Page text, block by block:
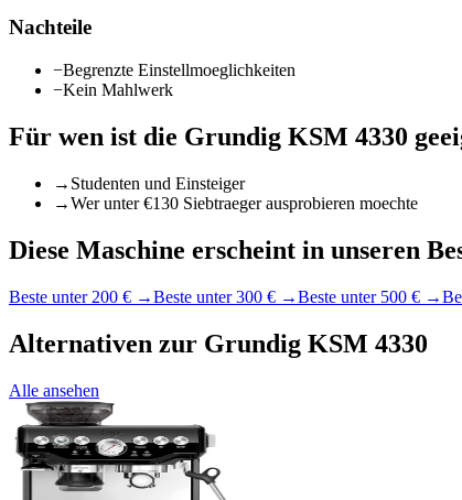
Nachteile
−Begrenzte Einstellmoeglichkeiten
−Kein Mahlwerk
Für wen ist die Grundig KSM 4330
→ Studenten und Einsteiger
→Wer unter €130 Siebtraeger ausprobieren moechte
Diese Maschine erscheint in unseren
Beste unter 200 € →Beste unter 300 € →Beste unter 500 € →
Alternativen zur Grundig KSM 4330
Alle ansehen